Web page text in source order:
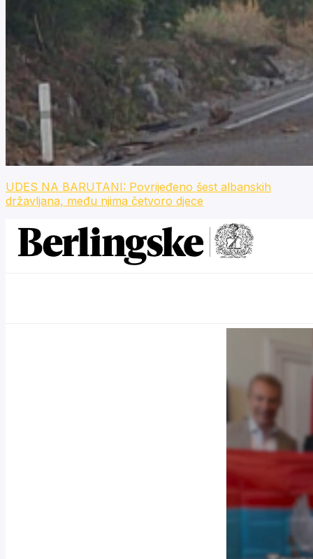
UDES NA BARUTANI: Povrijeđeno šest albanskih
državljana, među njima četvoro djece